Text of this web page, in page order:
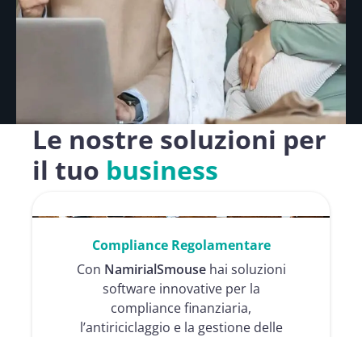
Le nostre soluzioni per
il tuo business
Compliance Regolamentare
Con NamirialSmousehai soluzioni
software innovative per la
compliance finanziaria,
l’antiriciclaggio e la gestione delle